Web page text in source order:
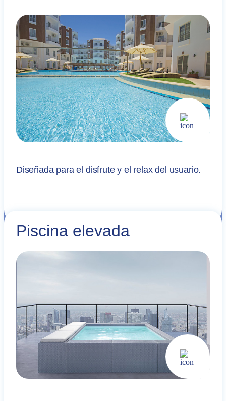
Diseñada para el disfrute y el relax del usuario.
Piscina elevada